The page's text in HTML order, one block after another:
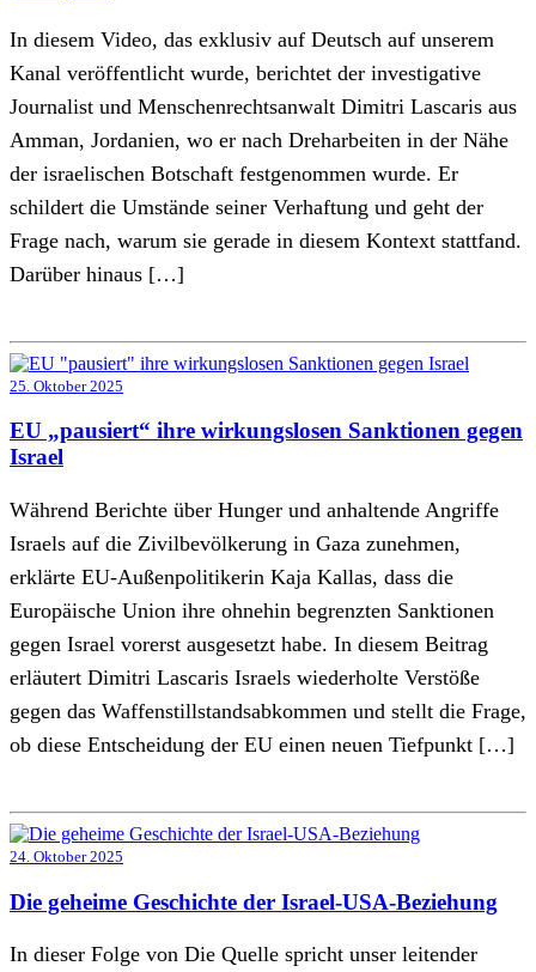
In diesem Video, das exklusiv auf Deutsch auf unserem
Kanal veröffentlicht wurde, berichtet der investigative
Journalist und Menschenrechtsanwalt Dimitri Lascaris aus
Amman, Jordanien, wo er nach Dreharbeiten in der Nähe
der israelischen Botschaft festgenommen wurde. Er
schildert die Umstände seiner Verhaftung und geht der
Frage nach, warum sie gerade in diesem Kontext stattfand.
Darüber hinaus […]
25. Oktober 2025
EU „pausiert“ ihre wirkungslosen Sanktionen gegen
Israel
Während Berichte über Hunger und anhaltende Angriffe
Israels auf die Zivilbevölkerung in Gaza zunehmen,
erklärte EU-Außenpolitikerin Kaja Kallas, dass die
Europäische Union ihre ohnehin begrenzten Sanktionen
gegen Israel vorerst ausgesetzt habe. In diesem Beitrag
erläutert Dimitri Lascaris Israels wiederholte Verstöße
gegen das Waffenstillstandsabkommen und stellt die Frage,
ob diese Entscheidung der EU einen neuen Tiefpunkt […]
24. Oktober 2025
Die geheime Geschichte der Israel-USA-Beziehung
In dieser Folge von Die Quelle spricht unser leitender